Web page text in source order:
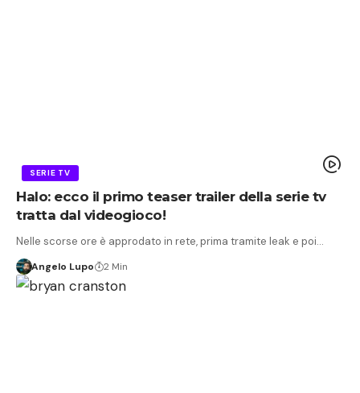
SERIE TV
Halo: ecco il primo teaser trailer della serie tv
tratta dal videogioco!
Nelle scorse ore è approdato in rete, prima tramite leak e poi…
Angelo Lupo 2 Min